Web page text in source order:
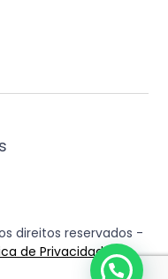
direitos reservados -
de Privacidade